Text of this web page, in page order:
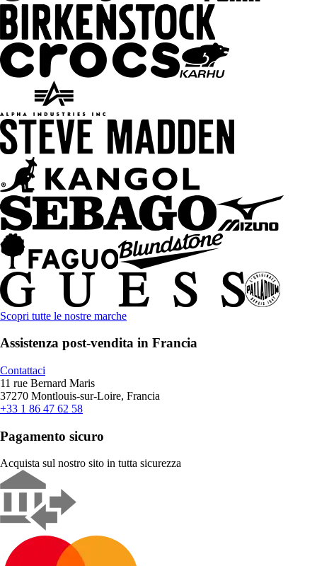
Scopri tutte le nostre marche
Assistenza post-vendita in Francia
Contattaci
11 rue Bernard Maris
37270 Montlouis-sur-Loire, Francia
+33 1 86 47 62 58
Pagamento sicuro
Acquista sul nostro sito in tutta sicurezza